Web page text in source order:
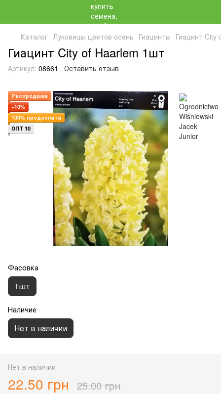
Каталог Луковицы цветов осень Гиацинты Гиацинт City
Гиацинт City of Haarlem 1шт
Артикул: 08661 Оставить отзыв
Распродажа
−10%
100% предоплата
ОПТ 10
Фасовка
1шт
Наличие
Нет в наличии
Нет в наличии
22.50 грн 25.00 грн